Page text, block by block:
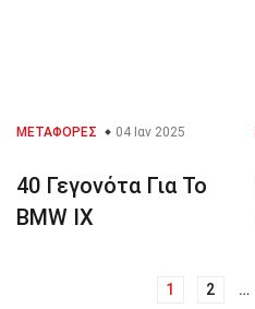
ΜΕΤΑΦΟΡΈΣ 04 Ιαν 2025
40 Γεγονότα Για Το
BMW IX
1 2 …